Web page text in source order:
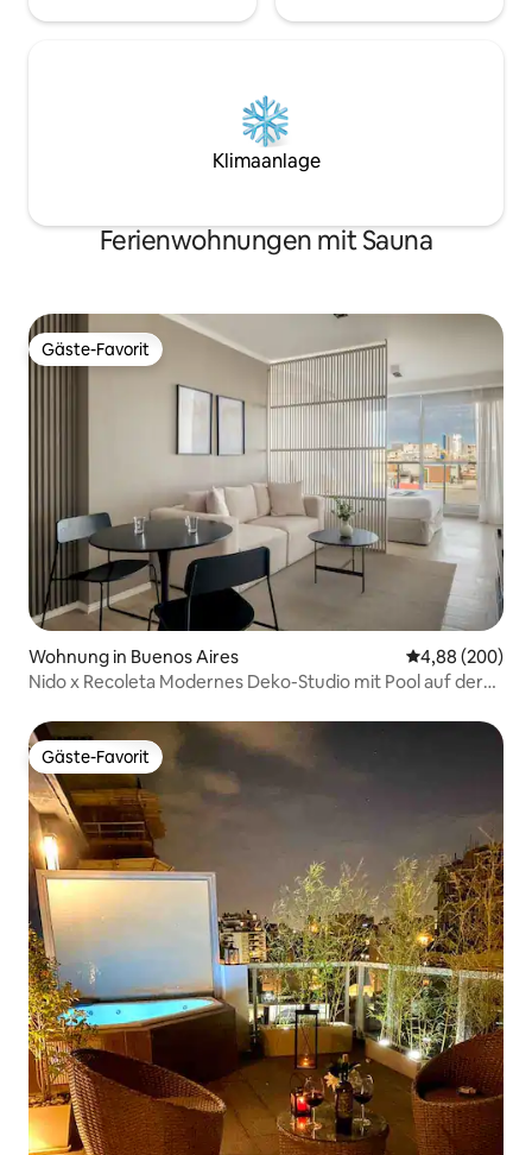
Klimaanlage
Ferienwohnungen mit Sauna
Gäste-Favorit
Gäste-Favorit
Wohnung in Buenos Aires
4,88 (200)
Nido x Recoleta Modernes Deko-Studio mit Pool auf der
Gäste-Favorit
Gäste-Favorit